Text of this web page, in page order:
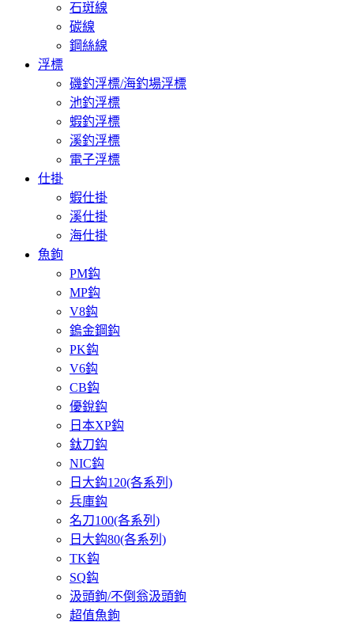
石斑線
碳線
鋼絲線
浮標
磯釣浮標/海釣場浮標
池釣浮標
蝦釣浮標
溪釣浮標
電子浮標
仕掛
蝦仕掛
溪仕掛
海仕掛
魚鉤
PM鈎
MP鈎
V8鈎
鎢金鋼鈎
PK鈎
V6鈎
CB鈎
優銳鈎
日本XP鈎
鈦刀鈎
NIC鈎
日大鈎120(各系列)
兵庫鈎
名刀100(各系列)
日大鈎80(各系列)
TK鈎
SQ鈎
汲頭鉤/不倒翁汲頭鉤
超值魚鉤